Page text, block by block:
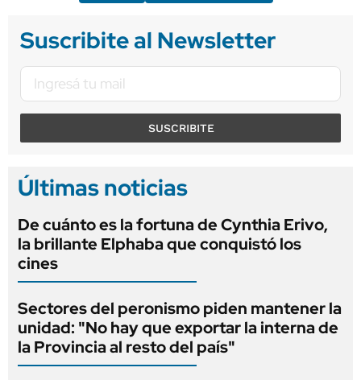
Suscribite al Newsletter
SUSCRIBITE
Últimas noticias
De cuánto es la fortuna de Cynthia Erivo,
la brillante Elphaba que conquistó los
cines
Sectores del peronismo piden mantener la
unidad: "No hay que exportar la interna de
la Provincia al resto del país"